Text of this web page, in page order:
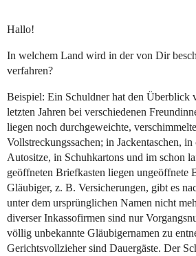
Hallo!
In welchem Land wird in der von Dir
verfahren?
Beispiel: Ein Schuldner hat den Überblick
letzten Jahren bei verschiedenen
liegen noch durchgeweichte,
Vollstreckungssachen; in Jackentaschen,
Autositze, in Schuhkartons und im schon
geöffneten Briefkasten liegen ungeöffnete
Gläubiger, z. B. Versicherungen, gibt es
unter dem ursprünglichen Namen nicht
diverser Inkassofirmen sind nur
völlig unbekannte Gläubigernamen zu
Gerichtsvollzieher sind Dauergäste. Der